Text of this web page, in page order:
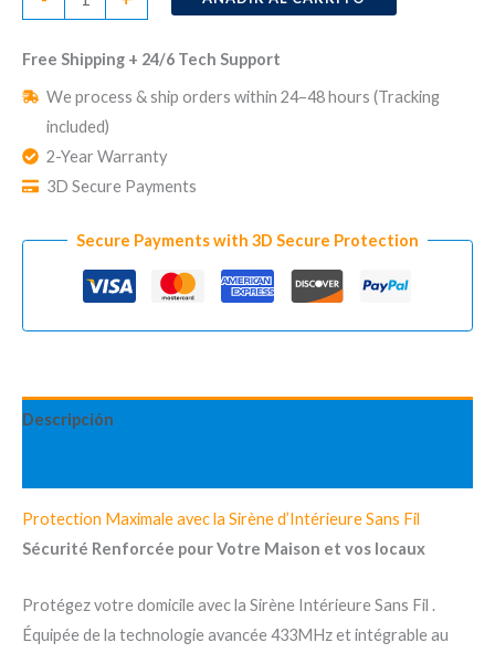
Maximale
avec
Free Shipping + 24/6 Tech Support
We process & ship orders within 24–48 hours (Tracking
included)
2-Year Warranty
3D Secure Payments
Secure Payments with 3D Secure Protection
Descripción
Protection Maximale avec la Sirène d’Intérieure Sans Fil
Sécurité Renforcée pour Votre Maison et vos locaux
Protégez votre domicile avec la Sirène Intérieure Sans Fil .
Équipée de la technologie avancée 433MHz et intégrable au